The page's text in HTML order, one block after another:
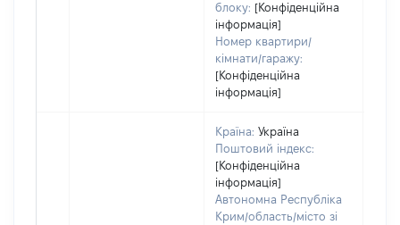
блоку: [Конфіденційна
інформація]
Номер квартири/
кімнати/гаражу:
[Конфіденційна
інформація]
Країна: Україна
Поштовий індекс:
[Конфіденційна
інформація]
Автономна Республіка
Крим/область/місто зі